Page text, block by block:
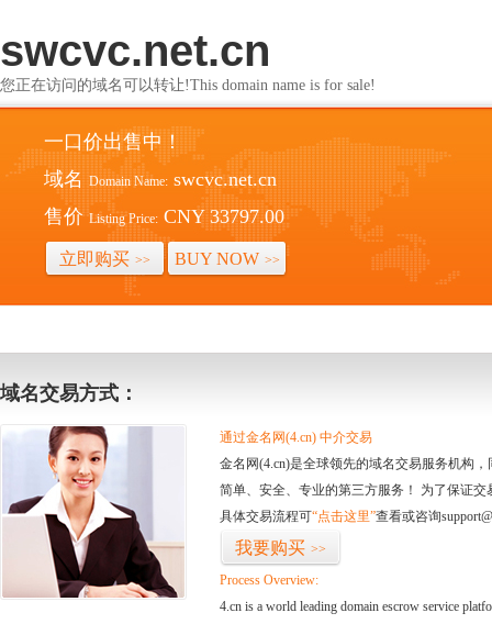
swcvc.net.cn
您正在访问的域名可以转让!This domain name is for sale!
一口价出售中！
域名 Domain Name: swcvc.net.cn
售价 Listing Price: CNY 33797.00
立即购买 >> BUY NOW >>
域名交易方式：
通过金名网(4.cn) 中介交易
金名网(4.cn)是全球领先的域名交易服务机构
简单、安全、专业的第三方服务！ 为了保证
具体交易流程可“点击这里”查看或咨询
我要购买 >>
Process Overview:
4.cn is a world leading domain escrow service